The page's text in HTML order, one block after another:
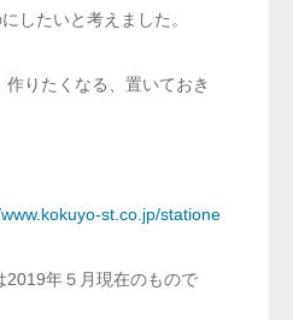
したいと考えました。
りたくなる、置いておき
st.co.jp/statione
2019年５月現在のもので